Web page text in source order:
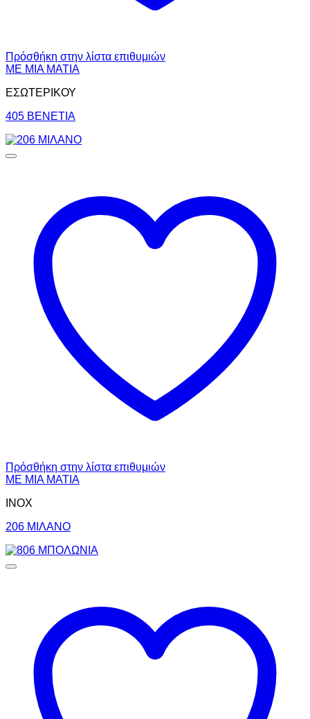
Πρόσθήκη στην λίστα επιθυμιών
ΜΕ ΜΙΑ ΜΑΤΙΑ
ΕΣΩΤΕΡΙΚΟΥ
405 ΒΕΝΕΤΙΑ
Πρόσθήκη στην λίστα επιθυμιών
ΜΕ ΜΙΑ ΜΑΤΙΑ
INOX
206 ΜΙΛΑΝΟ